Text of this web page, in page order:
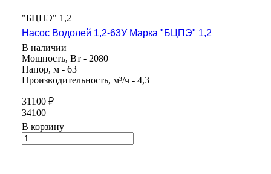
"БЦПЭ" 1,2
Насос Водолей 1,2-63У Марка "БЦПЭ" 1,2
В наличии
Мощность, Вт - 2080
Напор, м - 63
Производительность, м³/ч - 4,3
31100 ₽
34100
В корзину